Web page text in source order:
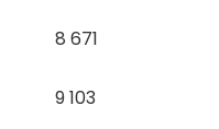
8 671
9 103